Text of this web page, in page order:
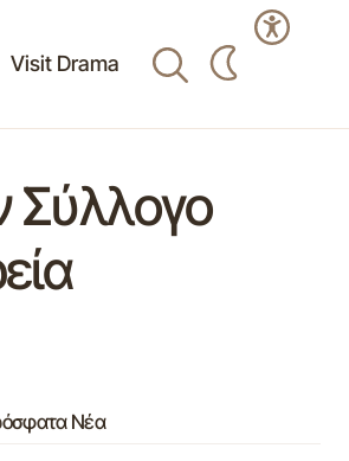
Visit Drama
Σύλλογο
Νέα